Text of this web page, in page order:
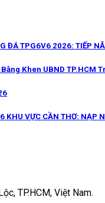
ĐÁ TPG6V6 2026: TIẾP
Khen UBND TP.HCM
KHU VỰC CẦN THƠ: NẠP
TP.HCM, Việt Nam.